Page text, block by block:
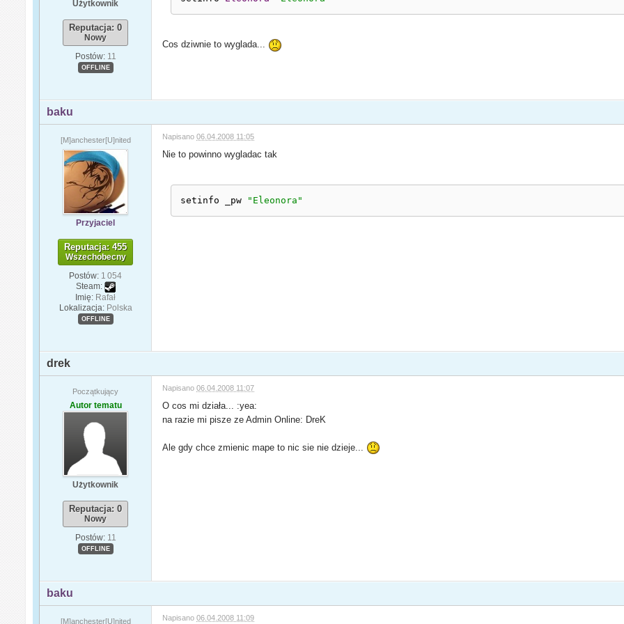
Użytkownik
Reputacja: 0
Nowy
Postów: 11
OFFLINE
Cos dziwnie to wyglada...
baku
[M]anchester[U]nited
Przyjaciel
Reputacja: 455
Wszechobecny
Postów: 1 054
Steam:
Imię: Rafał
Lokalizacja: Polska
OFFLINE
Napisano06.04.2008 11:05
Nie to powinno wygladac tak
setinfo _pw "Eleonora"
drek
Początkujący
Autor tematu
Użytkownik
Reputacja: 0
Nowy
Postów: 11
OFFLINE
Napisano06.04.2008 11:07
O cos mi działa... :yea:
na razie mi pisze ze Admin Online: DreK
Ale gdy chce zmienic mape to nic sie nie dzieje...
baku
[M]anchester[U]nited Napisano06.04.2008 11:09